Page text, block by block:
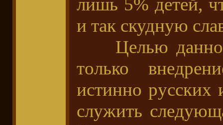
лишь 5% детей,
и так скудную
Целью данного
только
истинно
служить